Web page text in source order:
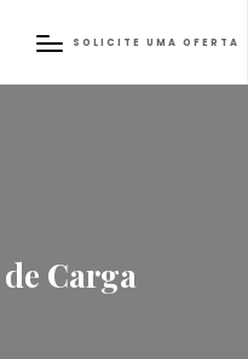
SOLICITE UMA OFERTA
Carga